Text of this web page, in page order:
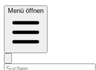
Menü öffnen